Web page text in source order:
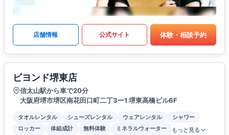
店舗情報 公式サイト 体験・相談予約
ビヨンド堺東店
信太山駅から車で20分
大阪府堺市堺区南花田口町二丁3ー1 堺東高橋ビル6F
タオルレンタル シューズレンタル ウェアレンタル
シャワー
ロッカー
体組成計 無料体験 ミネラルウォーター もっと見る